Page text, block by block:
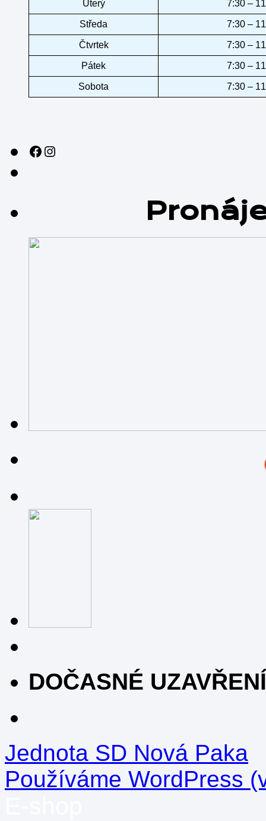
Úterý 7:30 –
Středa 7:30 –
Čtvrtek 7:30 –
Pátek 7:30 –
Sobota 7:30 –
Sledujte nás na sociálních sítích!Instagram
DOČASNÉ
Jednota SD Nová Paka
Používáme WordPress